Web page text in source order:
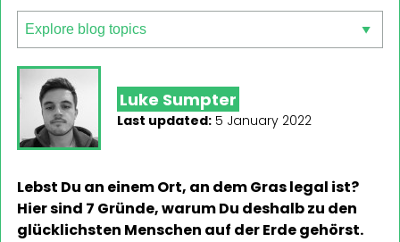
Luke Sumpter
Last updated: 5 January 2022
Lebst Du an einem Ort, an dem Gras legal ist?
Hier sind 7 Gründe, warum Du deshalb zu den
glücklichsten Menschen auf der Erde gehörst.